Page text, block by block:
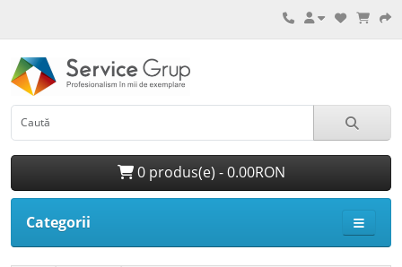
0 produs(e) - 0.00RON
Categorii